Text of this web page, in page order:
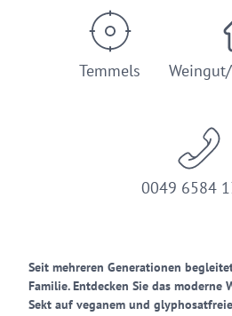
Temmels
0049 6584
Seit mehreren Generationen
Familie. Entdecken Sie das moderne
Sekt auf veganem und